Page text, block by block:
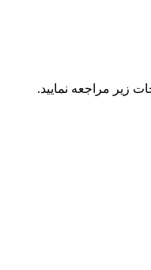
زیر مراجعه نمایید.